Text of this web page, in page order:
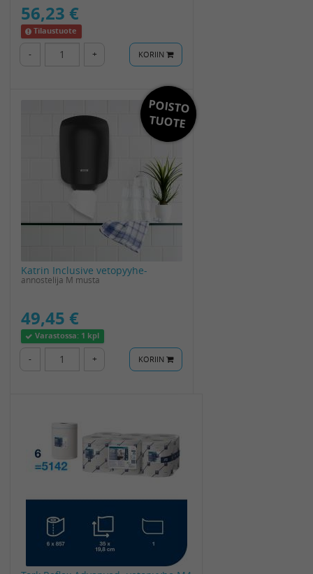
56,23 €
Tilaustuote
- + KORIIN
POISTO
TUOTE
Katrin Inclusive vetopyyhe-
annostelija M musta
49,45 €
Varastossa: 1 kpl
- + KORIIN